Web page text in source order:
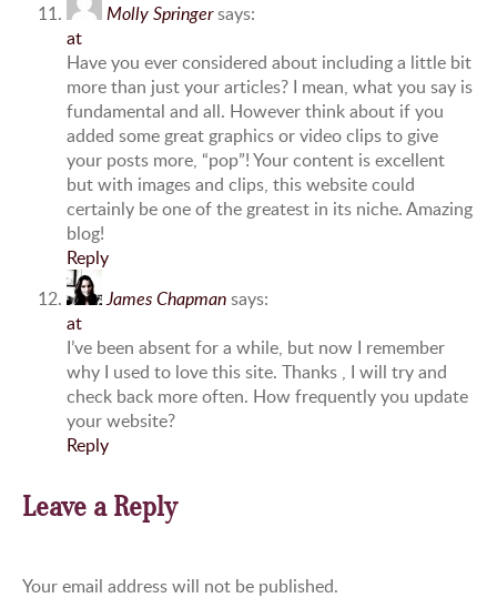
Molly Springersays:
at
Have you ever considered about including a little bit
more than just your articles? I mean, what you say is
fundamental and all. However think about if you
added some great graphics or video clips to give
your posts more, “pop”! Your content is excellent
but with images and clips, this website could
certainly be one of the greatest in its niche. Amazing
blog!
Reply
James Chapmansays:
at
I’ve been absent for a while, but now I remember
why I used to love this site. Thanks , I will try and
check back more often. How frequently you update
your website?
Reply
Leave a Reply
Your email address will not be published.